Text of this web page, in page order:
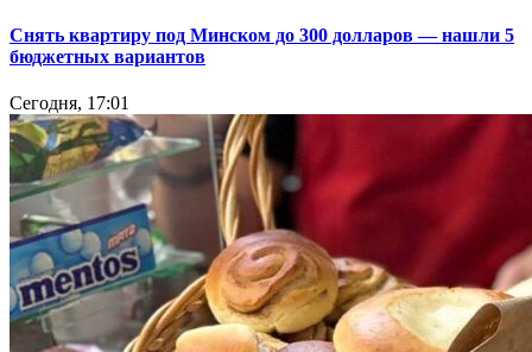
Снять квартиру под Минском до 300 долларов — нашли 5
бюджетных вариантов
Сегодня, 17:01